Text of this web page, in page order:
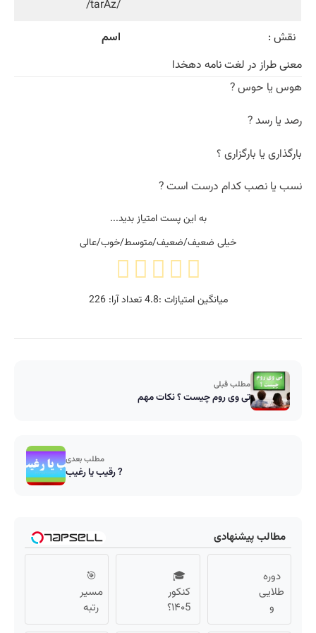
/tarAz/
نقش :
اسم
معنی طراز در لغت نامه دهخدا
هوس یا حوس ?
رصد یا رسد ?
بارگذاری یا بارگزاری ؟
نسب یا نصب کدام درست است ?
به این پست امتیاز بدید...
خیلی ضعیف/ضعیف/متوسط/خوب/عالی
میانگین امتیازات :4.8تعداد آرا:226
مطلب قبلی
تی وی روم چیست ؟ نکات مهم
مطلب بعدی
رقیب یا رغیب ?
مطالب پیشنهادی
دوره
طلایی
و
رایگان
🎓
کنکور
۱۴۰5؟
ماز
🎯
مسیر
رتبه
برتری